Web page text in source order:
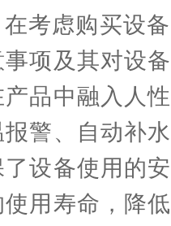
虑购买设备
项及其对设
品中融入人
警、自动补
设备使用的
使用寿命，降